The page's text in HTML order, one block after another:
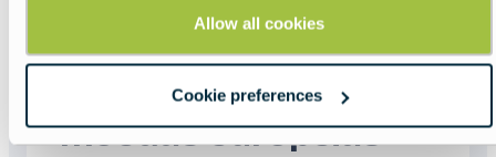
Allow all cookies
Cookie preferences
O guia para o ajudar a
compreender as
moedas europeias